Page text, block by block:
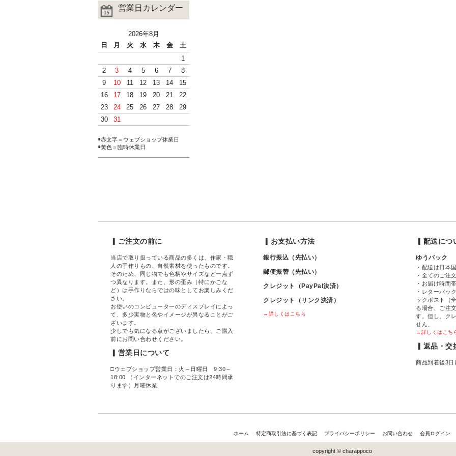
営業日カレンダー
2026年8月
日
月 火 水 木 金
土
1
2
3 4 5 6 7
8
9
10 11 12 13 14
15
16
17 18 19 20 21
22
23
24 25 26 27 28
29
30
31
◉赤文字＝ウェブショップ休業日
◉黄色＝臨時休業日
▎ご注文の前に
当店で取り扱っている商品の多くは、作家・職
人の手作りもの、自然素材を使ったものです。
そのため、同じ物でも色柄やサイズなど一点ず
つ異なります。また、形の歪み（特にかごな
ど）は手作りならではの味としてお楽しみくだ
さい。
お使いのコンピューターのディスプレイによっ
て、多少実物と色やイメージが異なることがご
ざいます。
少しでも気になる点がございましたら、ご購入
前にお問い合わせください。
▎営業日について
□ウェブショップ営業日：火～日曜日 9:30～
18:00 （インターネットでのご注文は24時間承
ります）月曜休業
▎お支払い方法
銀行振込（先払い）
郵便振替（先払い）
クレジット（PayPal決済）
クレジット（リンク決済）
→詳しくはこちら
▎配送につ
ゆうパック
・配送は日本
・全てのご注
・お届け時間
・レターパッ
ックポスト（
る場合、ご注
す。但し、ク
せん。
→詳しくはこち
▎返品・交
商品到着後3日
ホーム 特定商取引法に基づく表記 プライバシーポリシー お問い合わせ 会員ログイン
copyright © charappoco